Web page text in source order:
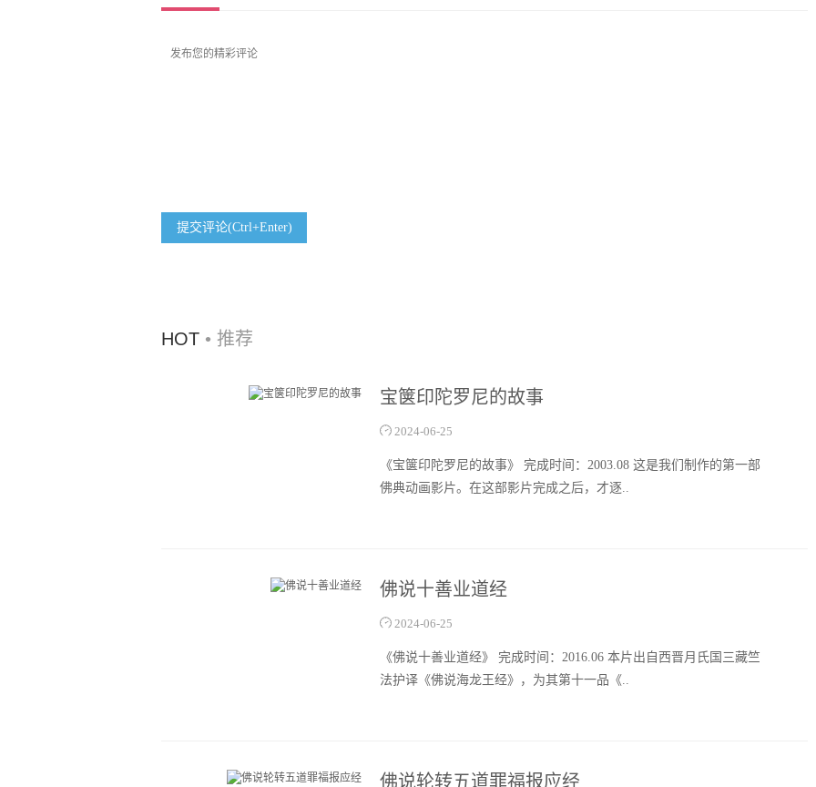
提交评论(Ctrl+Enter)
HOT • 推荐
宝箧印陀罗尼的故事
2024-06-25
《宝箧印陀罗尼的故事》 完成时间：2003.08 这是我们制作的第一部
佛典动画影片。在这部影片完成之后，才逐..
佛说十善业道经
2024-06-25
《佛说十善业道经》 完成时间：2016.06 本片出自西晋月氏国三藏竺
法护译《佛说海龙王经》，为其第十一品《..
佛说轮转五道罪福报应经